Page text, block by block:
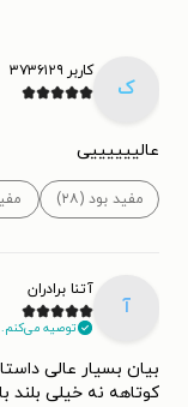
ک
کاربر ۳۷۳۶۱۲۹
عالییییییی
مفید بود (۲۸)
آ
آتنا برادران
توصیه می‌کنم.
بیان بسیار عالی
کوتاهه نه خیلی بلند